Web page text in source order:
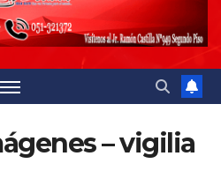
– vigilia